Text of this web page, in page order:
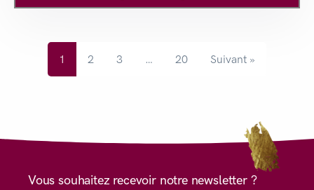
1 2 3 … 20 Suivant »
Vous souhaitez recevoir notre newsletter ?